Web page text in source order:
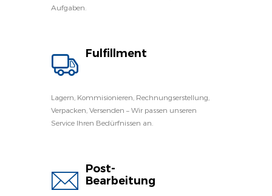
Aufgaben.
Fulfillment
Lagern, Kommisionieren, Rechnungserstellung,
Verpacken, Versenden – Wir passen unseren
Service Ihren Bedürfnissen an.
Post-
Bearbeitung